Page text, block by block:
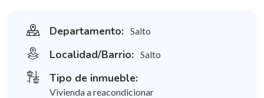
Departamento: Salto
Localidad/Barrio: Salto
Tipo de inmueble:
Vivienda a reacondicionar